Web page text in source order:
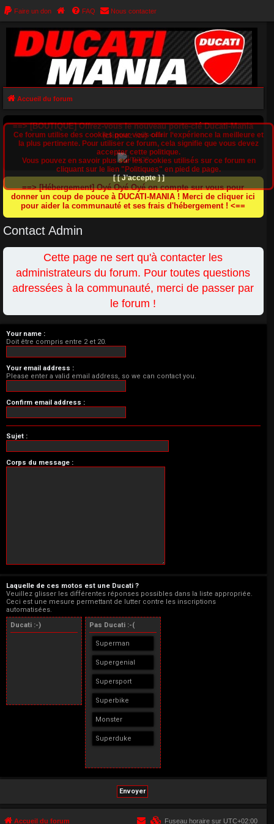
Faire un don FAQ Nous contacter
Accueil du forum
==> [BOUTIQUE] Offrez-vous le nouveau porte-clé Ducati-Mania
(cliquez ici) <==
==> [Hébergement] Oyé Oyé Oyé on compte sur vous pour
donner un coup de pouce à DUCATI-MANIA ! Merci de cliquer ici
pour aider la communauté et ses frais d'hébergement ! <==
Contact Admin
Cette page ne sert qu'à contacter les
administrateurs du forum. Pour toutes questions
adressées à la communauté, merci de passer par
le forum !
Your name :
Doit être compris entre 2 et 20.
Your email address :
Please enter a valid email address, so we can contact you.
Confirm email address :
Sujet :
Corps du message :
Laquelle de ces motos est une Ducati ?
Veuillez glisser les différentes réponses possibles dans la liste appropriée.
Ceci est une mesure permettant de lutter contre les inscriptions
automatisées.
Ducati :-)
Pas Ducati :-(
Superman
Supergenial
Supersport
Superbike
Monster
Superduke
Ce forum utilise des cookies pour vous offrir l‘expérience la meilleure et
la plus pertinente. Pour utiliser ce forum, cela signifie que vous devez
accepter cette politique.
Vous pouvez en savoir plus sur les cookies utilisés sur ce forum en
cliquant sur le lien "Politiques" en pied de page.
[ [ J’accepte ] ]
Accueil du forum Fuseau horaire sur UTC+02:00